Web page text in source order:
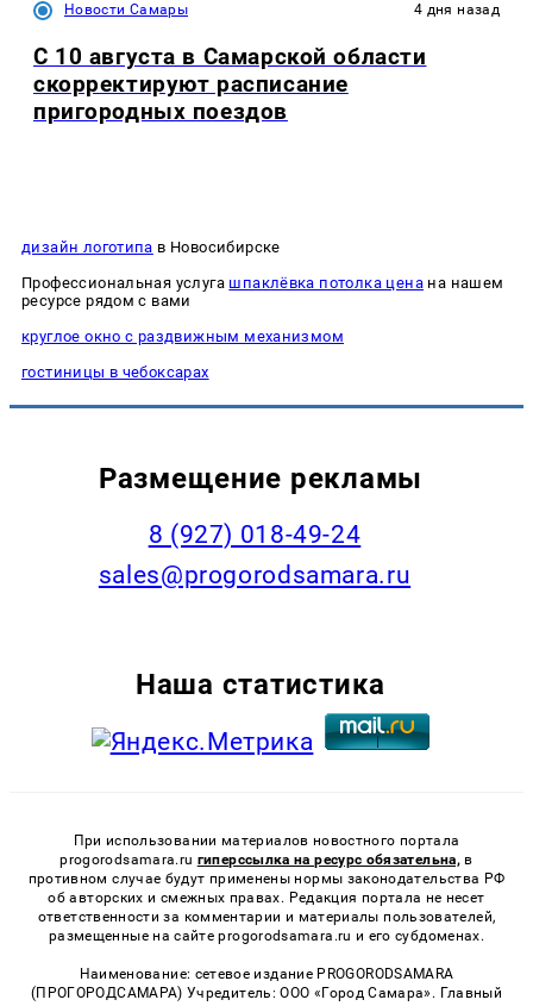
Новости Самары 4 дня назад
С 10 августа в Самарской области
скорректируют расписание
пригородных поездов
дизайн логотипа в Новосибирске
Профессиональная услуга шпаклёвка потолка ценана нашем
ресурсе рядом с вами
круглое окно с раздвижным механизмом
гостиницы в чебоксарах
Размещение рекламы
8 (927) 018-49-24
sales@progorodsamara.ru
Наша статистика
При использовании материалов новостного портала
progorodsamara.ru гиперссылка на ресурс обязательна, в
противном случае будут применены нормы законодательства РФ
об авторских и смежных правах. Редакция портала не несет
ответственности за комментарии и материалы пользователей,
размещенные на сайте progorodsamara.ru и его субдоменах.
Наименование: сетевое издание PROGORODSAMARA
(ПРОГОРОДСАМАРА) Учредитель: ООО «Город Самара». Главный